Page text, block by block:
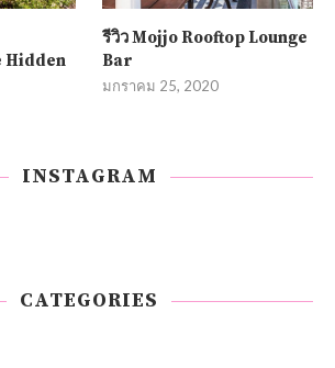
Hidden
รีวิว Mojjo Rooftop Lounge
Bar
มกราคม 25, 2020
INSTAGRAM
CATEGORIES